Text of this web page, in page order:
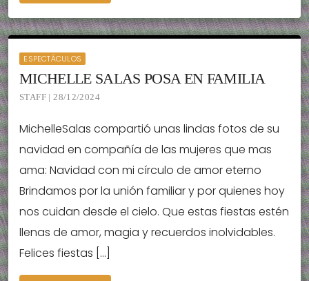
ESPECTÁCULOS
MICHELLE SALAS POSA EN FAMILIA
STAFF | 28/12/2024
MichelleSalas compartió unas lindas fotos de su
navidad en compañía de las mujeres que mas
ama: Navidad con mi círculo de amor eterno
Brindamos por la unión familiar y por quienes hoy
nos cuidan desde el cielo. Que estas fiestas estén
llenas de amor, magia y recuerdos inolvidables.
Felices fiestas […]